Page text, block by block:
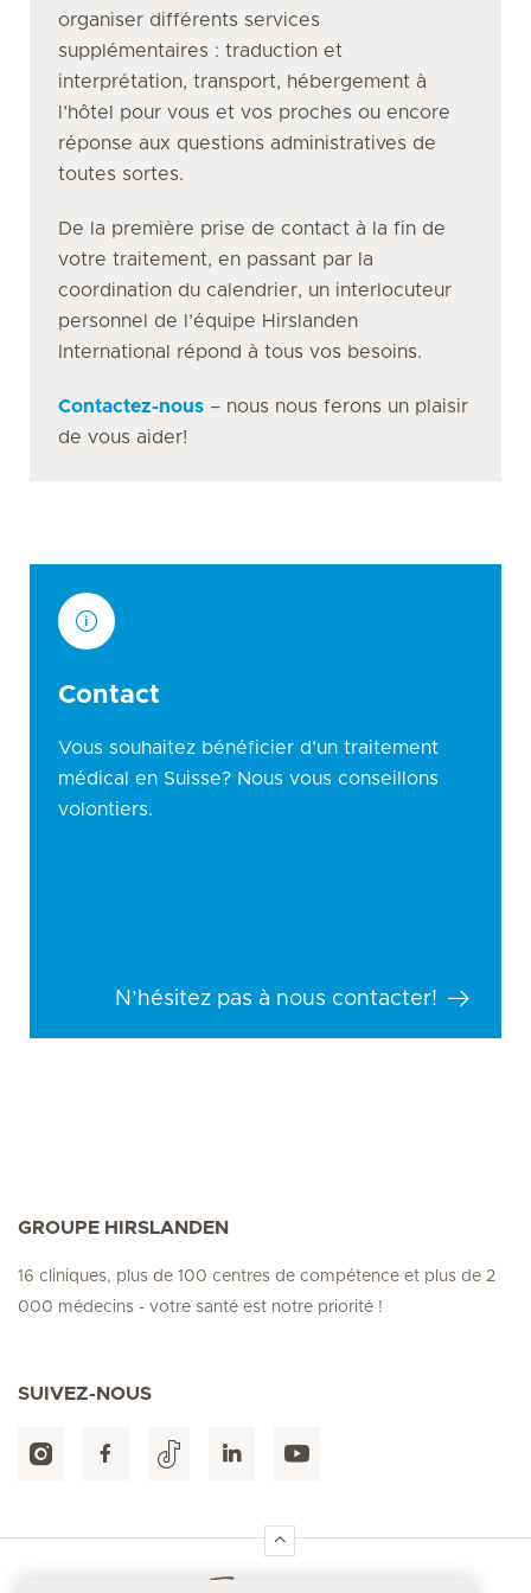
organiser différents services
supplémentaires : traduction et
interprétation, transport, hébergement à
l’hôtel pour vous et vos proches ou encore
réponse aux questions administratives de
toutes sortes.
De la première prise de contact à la fin de
votre traitement, en passant par la
coordination du calendrier, un interlocuteur
personnel de l’équipe Hirslanden
International répond à tous vos besoins.
Contactez-nous – nous nous ferons un plaisir
de vous aider!
Contact
Vous souhaitez bénéficier d’un traitement
médical en Suisse? Nous vous conseillons
volontiers.
N’hésitez pas à nous contacter!
GROUPE HIRSLANDEN
16 cliniques, plus de 100 centres de compétence et plus de 2
000 médecins - votre santé est notre priorité !
SUIVEZ-NOUS